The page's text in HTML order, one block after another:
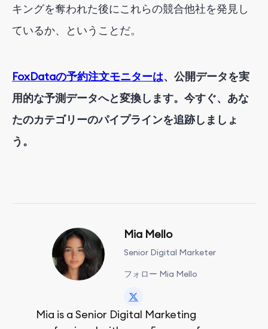
キングを奪われた後にこれらの競合他社を発見し
ているか、ということだ。
FoxDataの予約注文モニターは、公開データを実
用的な予測データへと変換します。今すぐ、あな
たのカテゴリーのパイプラインを追跡しましょ
う。
Mia Mello
Senior Digital Marketer
フォロー Mia Mello
Mia is a Senior Digital Marketing